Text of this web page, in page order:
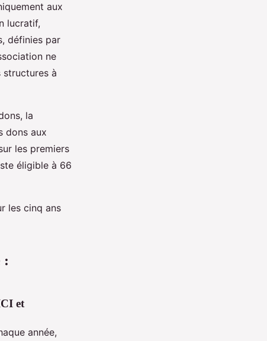
aux
lucratif,
définies par
ne
à
la
dons aux
les premiers
éligible à 66
les cinq ans
:
et
année,